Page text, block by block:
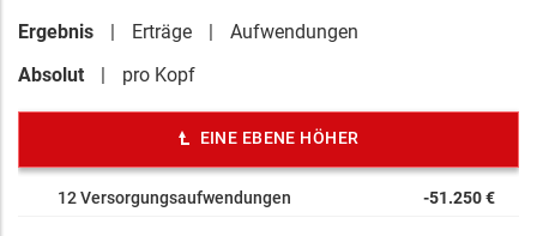
Ergebnis Erträge
Aufwendungen
Absolut
pro Kopf
EINE EBENE HÖHER
12 Versorgungsaufwendungen -51.250 €